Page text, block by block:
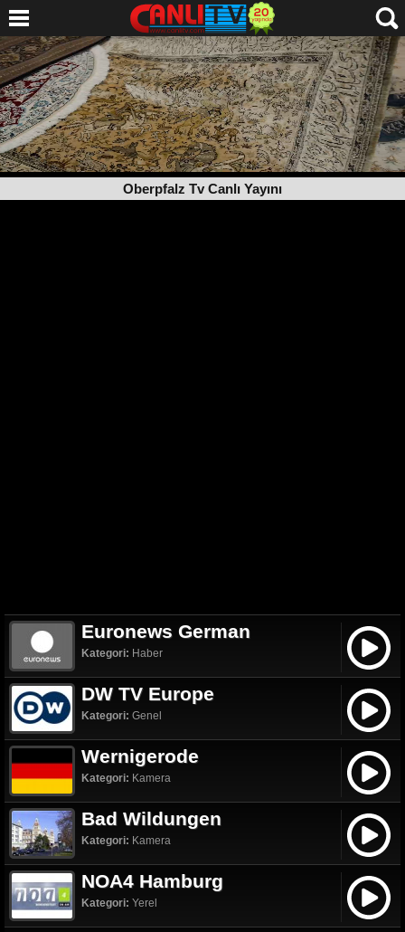
Oberpfalz Tv Canlı Yayını
Euronews German
Kategori: Haber
DW TV Europe
Kategori: Genel
Wernigerode
Kategori: Kamera
Bad Wildungen
Kategori: Kamera
NOA4 Hamburg
Kategori: Yerel